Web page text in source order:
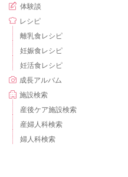
体験談
レシピ
離乳食レシピ
妊娠食レシピ
妊活食レシピ
成長アルバム
施設検索
産後ケア施設検索
産婦人科検索
婦人科検索